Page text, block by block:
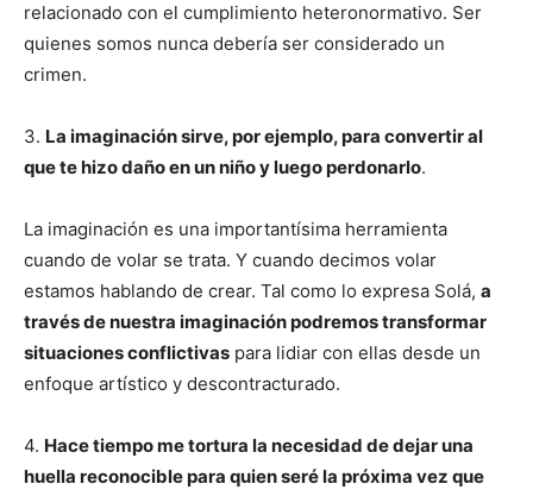
relacionado con el cumplimiento heteronormativo. Ser
quienes somos nunca debería ser considerado un
crimen.
3. La imaginación sirve, por ejemplo, para convertir al
que te hizo daño en un niño y luego perdonarlo.
La imaginación es una importantísima herramienta
cuando de volar se trata. Y cuando decimos volar
estamos hablando de crear. Tal como lo expresa Solá, a
través de nuestra imaginación podremos transformar
situaciones conflictivas para lidiar con ellas desde un
enfoque artístico y descontracturado.
4. Hace tiempo me tortura la necesidad de dejar una
huella reconocible para quien seré la próxima vez que